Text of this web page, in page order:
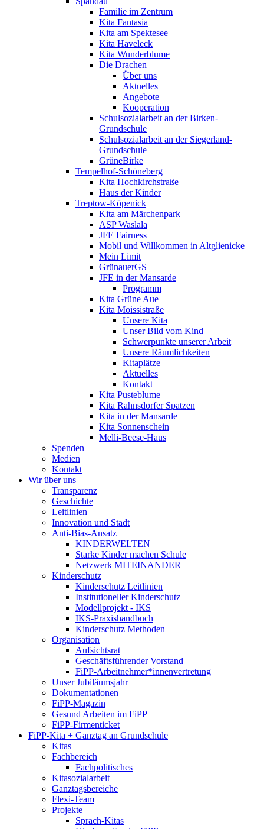
Familie im Zentrum
Kita Fantasia
Kita am Spektesee
Kita Haveleck
Kita Wunderblume
Die Drachen
Über uns
Aktuelles
Angebote
Kooperation
Schulsozialarbeit an der Birken-
Grundschule
Schulsozialarbeit an der Siegerland-
Grundschule
GrüneBirke
Tempelhof-Schöneberg
Kita Hochkirchstraße
Haus der Kinder
Treptow-Köpenick
Kita am Märchenpark
ASP Waslala
JFE Fairness
Mobil und Willkommen in Altglienicke
Mein Limit
GrünauerGS
JFE in der Mansarde
Programm
Kita Grüne Aue
Kita Moissistraße
Unsere Kita
Unser Bild vom Kind
Schwerpunkte unserer Arbeit
Unsere Räumlichkeiten
Kitaplätze
Aktuelles
Kontakt
Kita Pusteblume
Kita Rahnsdorfer Spatzen
Kita in der Mansarde
Kita Sonnenschein
Melli-Beese-Haus
Spenden
Medien
Kontakt
Wir über uns
Transparenz
Geschichte
Leitlinien
Innovation und Stadt
Anti-Bias-Ansatz
KINDERWELTEN
Starke Kinder machen Schule
Netzwerk MITEINANDER
Kinderschutz
Kinderschutz Leitlinien
Institutioneller Kinderschutz
Modellprojekt - IKS
IKS-Praxishandbuch
Kinderschutz Methoden
Organisation
Aufsichtsrat
Geschäftsführender Vorstand
FiPP-Arbeitnehmer*​innenvertretung
Unser Jubiläumsjahr
Dokumentationen
FiPP-Magazin
Gesund Arbeiten im FiPP
FiPP-Firmenticket
FiPP-Kita + Ganztag an Grundschule
Kitas
Fachbereich
Fachpolitisches
Kitasozialarbeit
Ganztagsbereiche
Flexi-Team
Projekte
Sprach-Kitas